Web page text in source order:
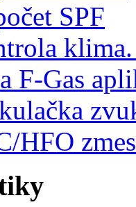
SPF
F-Gas
HFO